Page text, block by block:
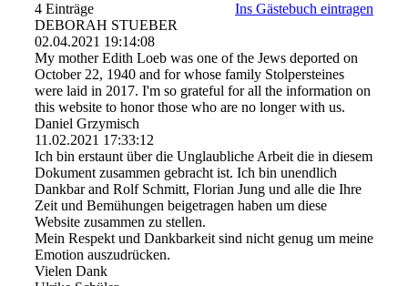
4 Einträge
Ins Gästebuch eintragen
DEBORAH STUEBER
02.04.2021 19:14:08
My mother Edith Loeb was one of the Jews deported on
October 22, 1940 and for whose family Stolpersteines
were laid in 2017. I'm so grateful for all the information on
this website to honor those who are no longer with us.
Daniel Grzymisch
11.02.2021 17:33:12
Ich bin erstaunt über die Unglaubliche Arbeit die in diesem
Dokument zusammen gebracht ist. Ich bin unendlich
Dankbar and Rolf Schmitt, Florian Jung und alle die Ihre
Zeit und Bemühungen beigetragen haben um diese
Website zusammen zu stellen.
Mein Respekt und Dankbarkeit sind nicht genug um meine
Emotion auszudrücken.
Vielen Dank